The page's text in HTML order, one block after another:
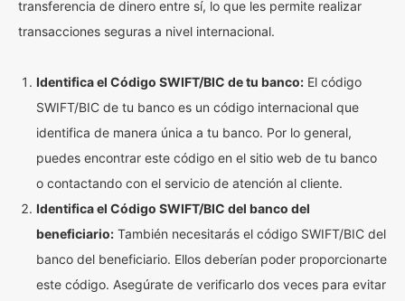
transferencia de dinero entre sí, lo que les permite realizar
transacciones seguras a nivel internacional.
Identifica el Código SWIFT/BIC de tu banco: El código
SWIFT/BIC de tu banco es un código internacional que
identifica de manera única a tu banco. Por lo general,
puedes encontrar este código en el sitio web de tu banco
o contactando con el servicio de atención al cliente.
Identifica el Código SWIFT/BIC del banco del
beneficiario: También necesitarás el código SWIFT/BIC del
banco del beneficiario. Ellos deberían poder proporcionarte
este código. Asegúrate de verificarlo dos veces para evitar